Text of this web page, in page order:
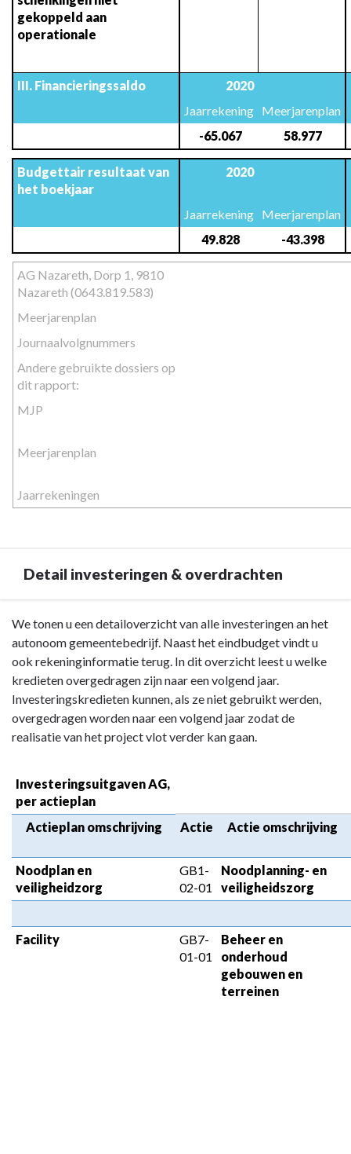
gekoppeld aan
operationale
III. Financieringssaldo
2020
Jaarrekening Meerjarenplan
-65.067
58.977
Budgettair resultaat van
het boekjaar
2020
Jaarrekening Meerjarenplan
49.828
-43.398
AG Nazareth, Dorp 1, 9810
Nazareth (0643.819.583)
Meerjarenplan
Journaalvolgnummers
Andere gebruikte dossiers op
dit rapport:
MJP
Meerjarenplan
Jaarrekeningen
Detail investeringen & overdrachten
Terug
naar
navigatie
Toelichting
AG
overdrachten
We tonen u een detailoverzicht van alle investeringen an het
autonoom gemeentebedrijf. Naast het eindbudget vindt u
ook rekeninginformatie terug. In dit overzicht leest u welke
kredieten overgedragen zijn naar een volgend jaar.
Investeringskredieten kunnen, als ze niet gebruikt werden,
overgedragen worden naar een volgend jaar zodat de
realisatie van het project vlot verder kan gaan.
Investeringsuitgaven AG,
per actieplan
Actieplan omschrijving
Actie Actie omschrijving
Noodplan en
veiligheidzorg
GB1-
02-01
Noodplanning- en
veiligheidszorg
Facility
GB7-
01-01
Beheer en
onderhoud
gebouwen en
terreinen